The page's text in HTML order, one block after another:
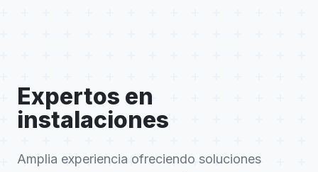
Expertos en
instalaciones
Amplia experiencia ofreciendo soluciones